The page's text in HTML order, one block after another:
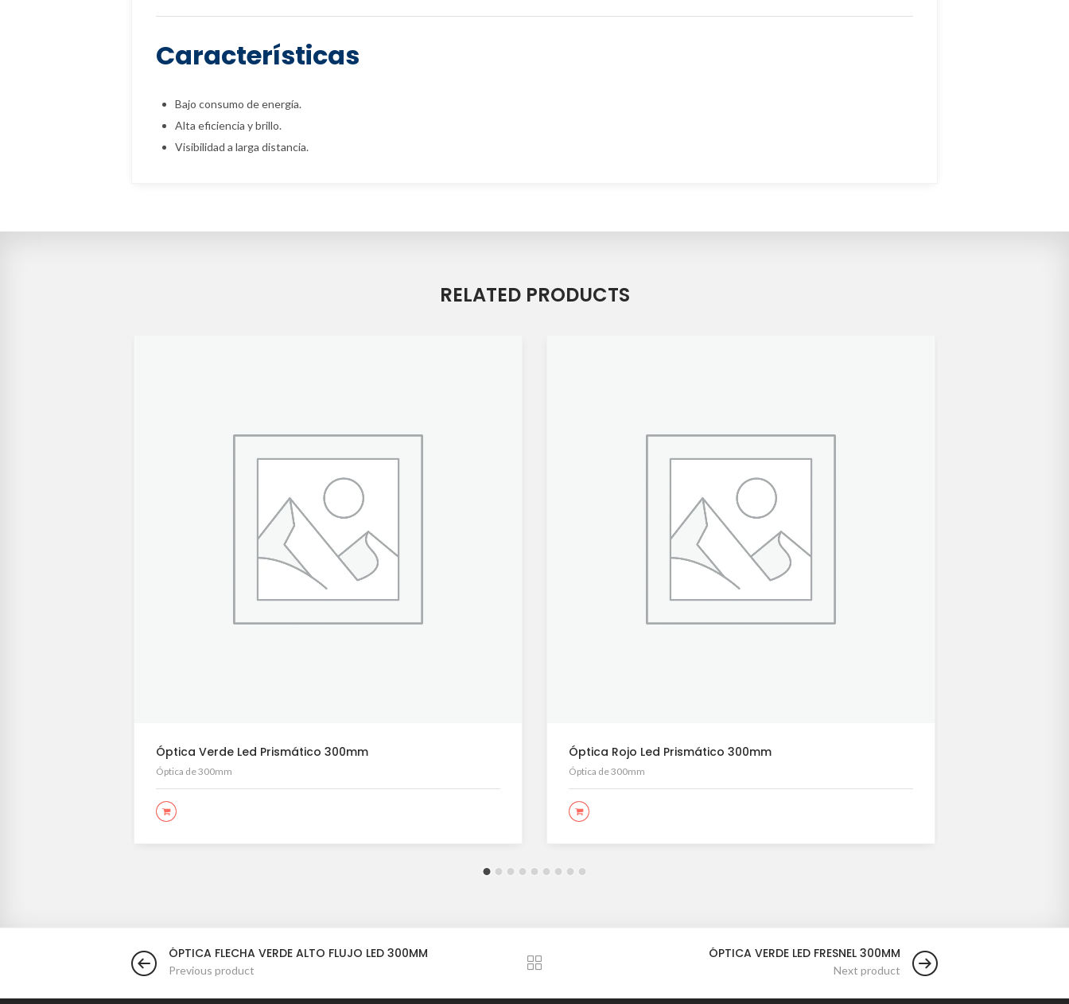
Características
Bajo consumo de energía.
Alta eficiencia y brillo.
Visibilidad a larga distancia.
RELATED PRODUCTS
Óptica Verde Led Prismático 300mm
Óptica de 300mm
LEER MÁS
Óptica Rojo Led Prismático 300mm
Óptica de 300mm
LEER MÁS
ÓPTICA FLECHA VERDE ALTO FLUJO LED 300MM
Previous product
ÓPTICA VERDE LED FRESNEL 300MM
Next product